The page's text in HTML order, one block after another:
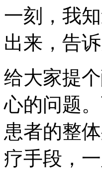
一刻，我
出来，告诉
给大家提
心的问题
患者的整
疗手段，